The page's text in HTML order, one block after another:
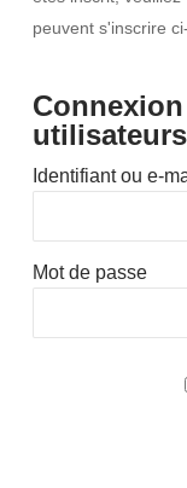
peuvent s'inscrire
Identifiant ou e-
Mot de passe